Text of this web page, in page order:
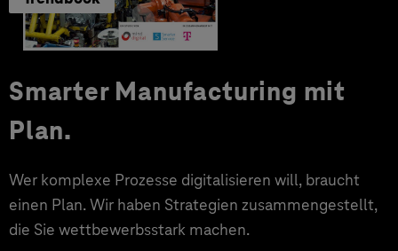
Smarter Manufacturing mit
Plan.
Wer komplexe Prozesse digitalisieren will, braucht
einen Plan. Wir haben Strategien zusammengestellt,
die Sie wettbewerbsstark machen.